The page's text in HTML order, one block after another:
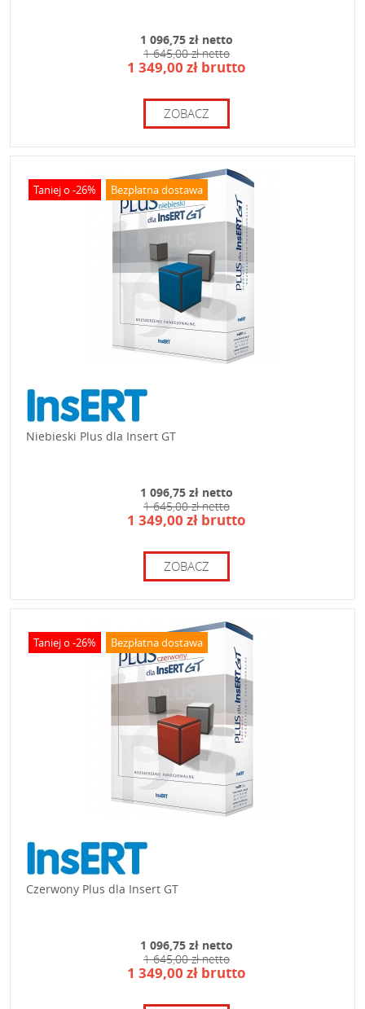
1 096,75 zł netto
1 645,00 zł netto
1 349,00 zł brutto
ZOBACZ
Taniej o -26% Bezpłatna dostawa
Niebieski Plus dla Insert GT
1 096,75 zł netto
1 645,00 zł netto
1 349,00 zł brutto
ZOBACZ
Taniej o -26% Bezpłatna dostawa
Czerwony Plus dla Insert GT
1 096,75 zł netto
1 645,00 zł netto
1 349,00 zł brutto